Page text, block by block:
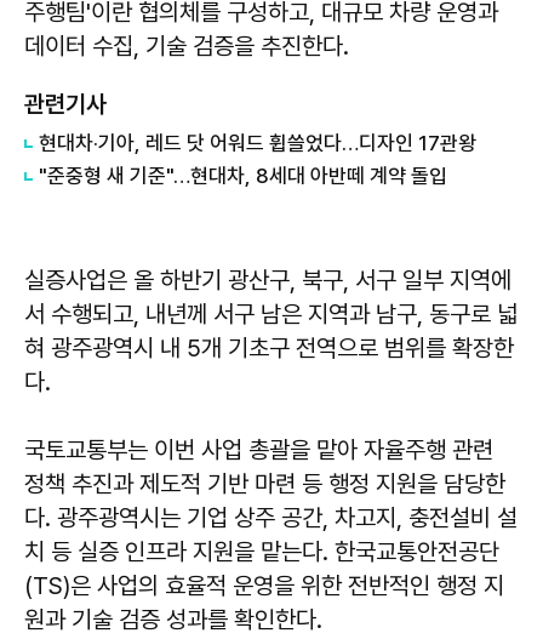
주행팀'이란 협의체를 구성하고, 대규모 차량 운영과
데이터 수집, 기술 검증을 추진한다.
관련기사
현대차·기아, 레드 닷 어워드 휩쓸었다…디자인 17관왕
"준중형 새 기준"…현대차, 8세대 아반떼 계약 돌입
실증사업은 올 하반기 광산구, 북구, 서구 일부 지역에
서 수행되고, 내년께 서구 남은 지역과 남구, 동구로 넓
혀 광주광역시 내 5개 기초구 전역으로 범위를 확장한
다.
국토교통부는 이번 사업 총괄을 맡아 자율주행 관련
정책 추진과 제도적 기반 마련 등 행정 지원을 담당한
다. 광주광역시는 기업 상주 공간, 차고지, 충전설비 설
치 등 실증 인프라 지원을 맡는다. 한국교통안전공단
(TS)은 사업의 효율적 운영을 위한 전반적인 행정 지
원과 기술 검증 성과를 확인한다.